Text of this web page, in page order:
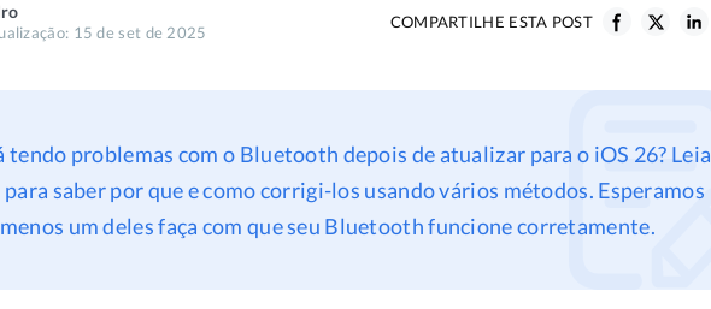
15 de set de 2025
COMPARTILHE ESTA POST
tendo problemas com o Bluetooth depois de atualizar para o iOS 26? Leia
saber por que e como corrigi-los usando vários métodos. Esperamos
um deles faça com que seu Bluetooth funcione corretamente.